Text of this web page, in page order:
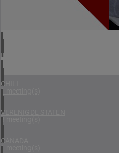
4 meeting(s)
IERLAND
1 meeting(s)
CHILI
1 meeting(s)
VERENIGDE STATEN
3 meeting(s)
CANADA
1 meeting(s)